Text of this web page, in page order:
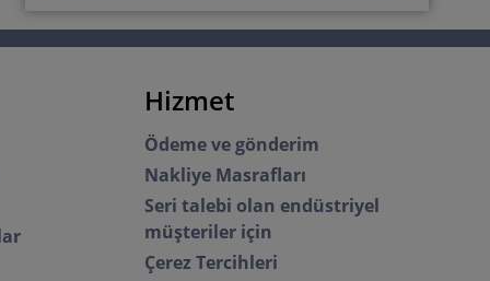
Hizmet
Ödeme ve gönderim
Nakliye Masrafları
Seri talebi olan endüstriyel
müşteriler için
Çerez Tercihleri